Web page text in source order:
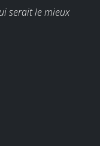
serait le mieux